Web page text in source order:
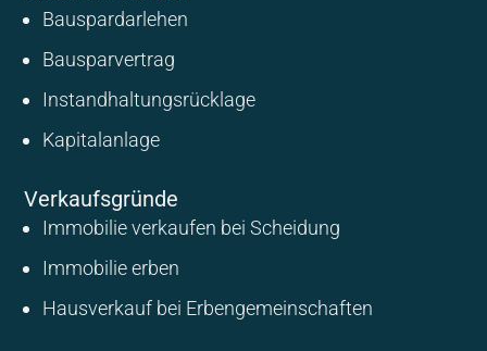
Bauspardarlehen
Bausparvertrag
Instandhaltungsrücklage
Kapitalanlage
Verkaufsgründe
Immobilie verkaufen bei Scheidung
Immobilie erben
Hausverkauf bei Erbengemeinschaften